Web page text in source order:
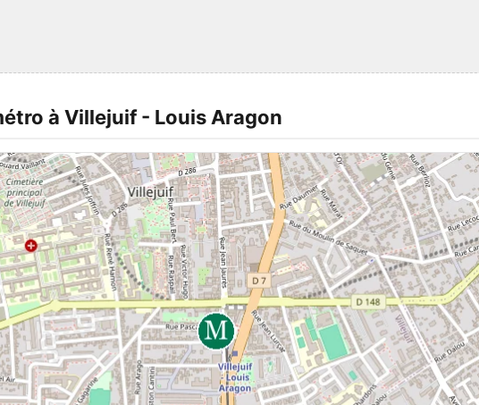
à Villejuif - Louis Aragon